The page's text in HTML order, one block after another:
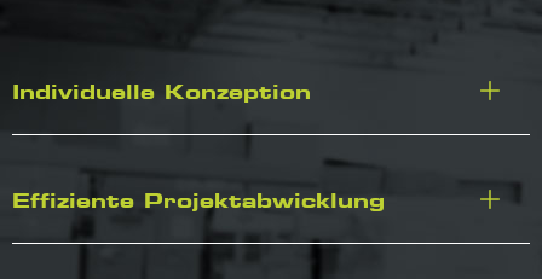
Individuelle Konzeption
Effiziente Projektabwicklung